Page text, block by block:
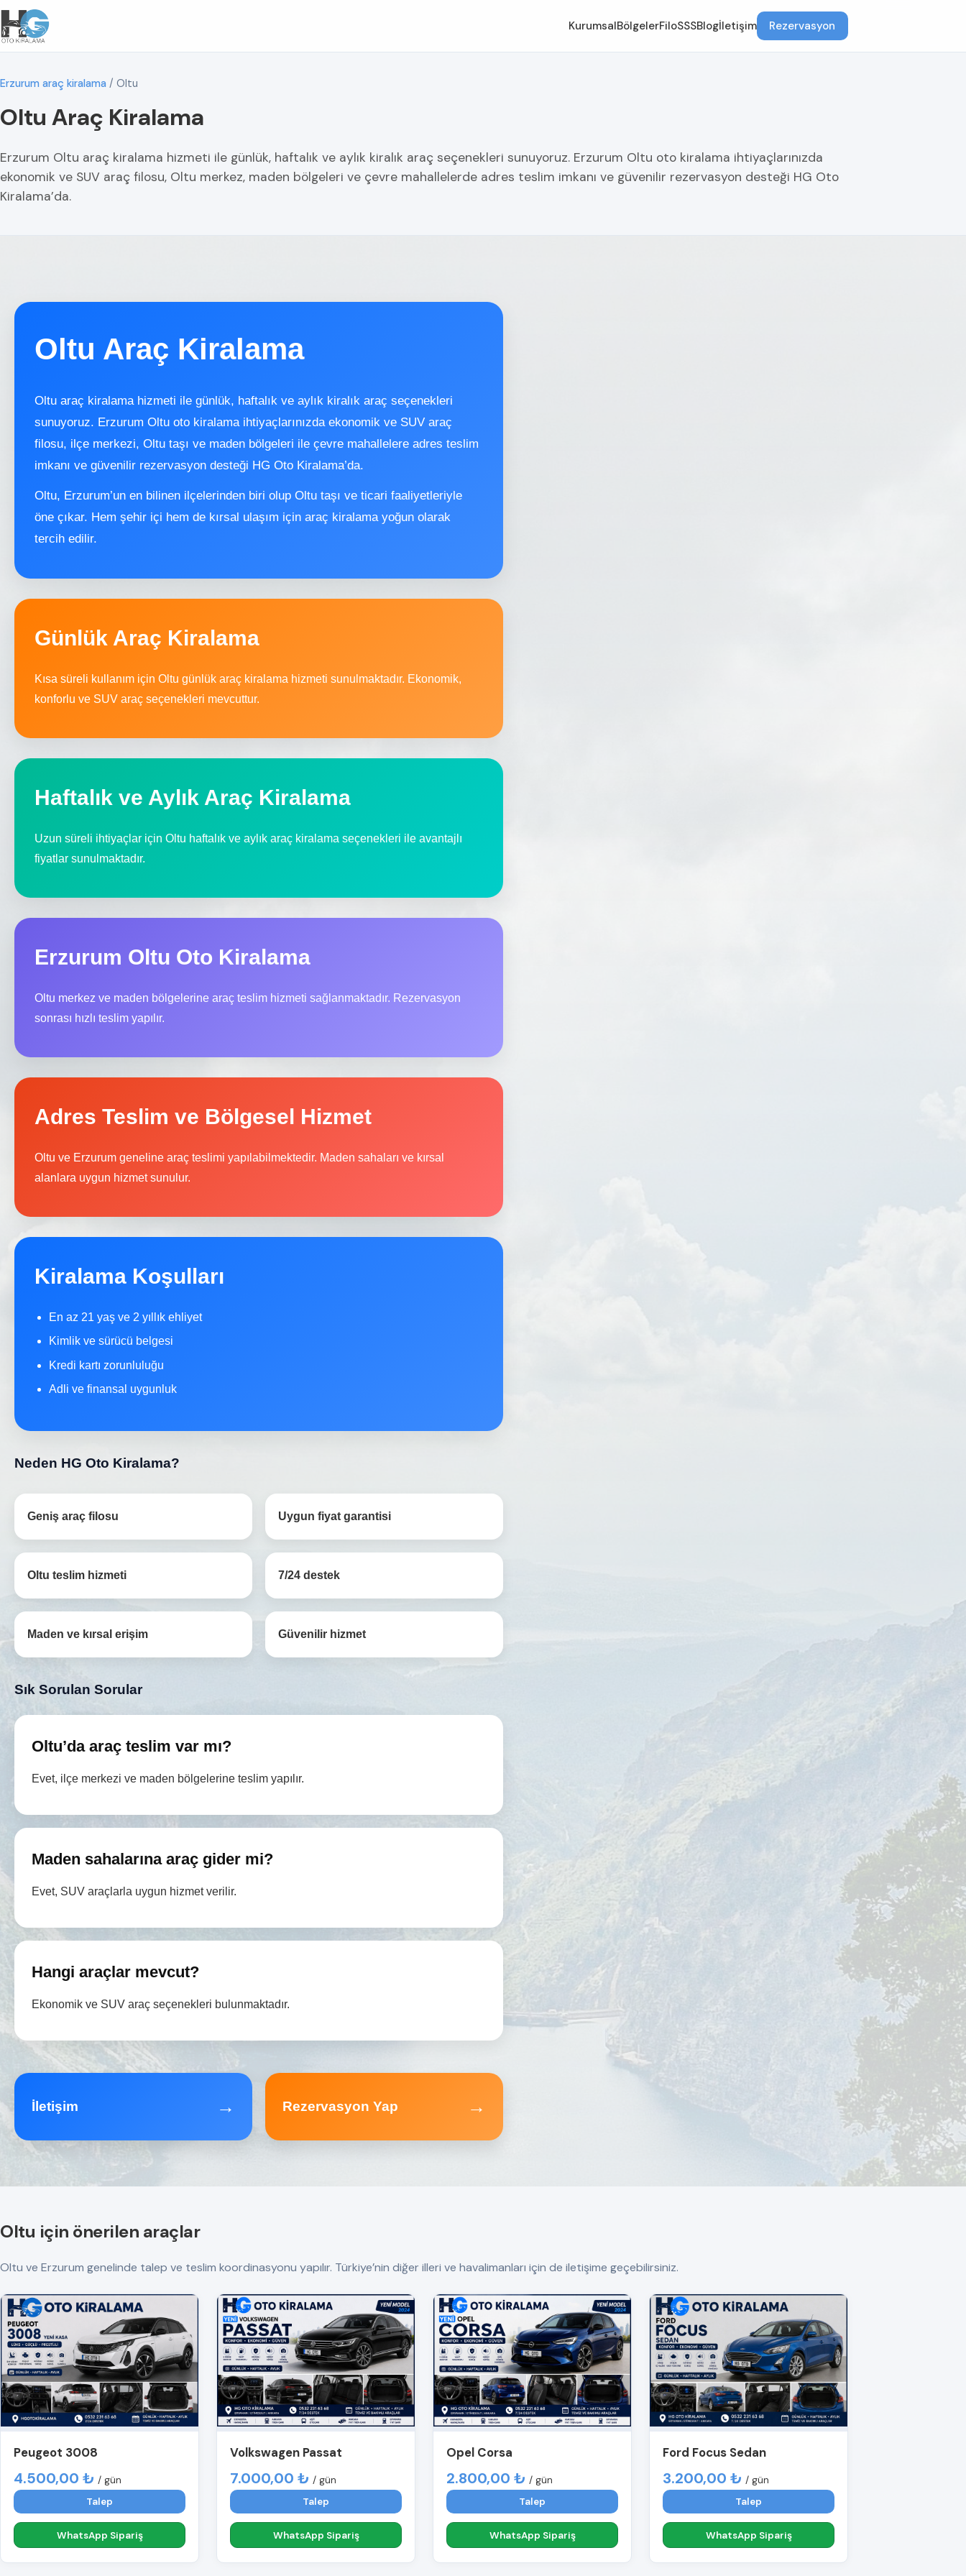
KurumsalBölgelerFiloSSSBlogİletişim Rezervasyon
Erzurum araç kiralama / Oltu
Oltu Araç Kiralama
Erzurum Oltu araç kiralama hizmeti ile günlük, haftalık ve aylık kiralık araç seçenekleri sunuyoruz. Erzurum Oltu oto kiralama ihtiyaçlarınızda
ekonomik ve SUV araç filosu, Oltu merkez, maden bölgeleri ve çevre mahallelerde adres teslim imkanı ve güvenilir rezervasyon desteği HG Oto
Kiralama’da.
Oltu Araç Kiralama
Oltu araç kiralama hizmeti ile günlük, haftalık ve aylık kiralık araç seçenekleri
sunuyoruz. Erzurum Oltu oto kiralama ihtiyaçlarınızda ekonomik ve SUV araç
filosu, ilçe merkezi, Oltu taşı ve maden bölgeleri ile çevre mahallelere adres teslim
imkanı ve güvenilir rezervasyon desteği HG Oto Kiralama’da.
Oltu, Erzurum’un en bilinen ilçelerinden biri olup Oltu taşı ve ticari faaliyetleriyle
öne çıkar. Hem şehir içi hem de kırsal ulaşım için araç kiralama yoğun olarak
tercih edilir.
Günlük Araç Kiralama
Kısa süreli kullanım için Oltu günlük araç kiralama hizmeti sunulmaktadır. Ekonomik,
konforlu ve SUV araç seçenekleri mevcuttur.
Haftalık ve Aylık Araç Kiralama
Uzun süreli ihtiyaçlar için Oltu haftalık ve aylık araç kiralama seçenekleri ile avantajlı
fiyatlar sunulmaktadır.
Erzurum Oltu Oto Kiralama
Oltu merkez ve maden bölgelerine araç teslim hizmeti sağlanmaktadır. Rezervasyon
sonrası hızlı teslim yapılır.
Adres Teslim ve Bölgesel Hizmet
Oltu ve Erzurum geneline araç teslimi yapılabilmektedir. Maden sahaları ve kırsal
alanlara uygun hizmet sunulur.
Kiralama Koşulları
En az 21 yaş ve 2 yıllık ehliyet
Kimlik ve sürücü belgesi
Kredi kartı zorunluluğu
Adli ve finansal uygunluk
Neden HG Oto Kiralama?
Geniş araç filosu Uygun fiyat garantisi
Oltu teslim hizmeti 7/24 destek
Maden ve kırsal erişim Güvenilir hizmet
Sık Sorulan Sorular
Oltu’da araç teslim var mı?
Evet, ilçe merkezi ve maden bölgelerine teslim yapılır.
Maden sahalarına araç gider mi?
Evet, SUV araçlarla uygun hizmet verilir.
Hangi araçlar mevcut?
Ekonomik ve SUV araç seçenekleri bulunmaktadır.
İletişim → Rezervasyon Yap →
Oltu için önerilen araçlar
Oltu ve Erzurum genelinde talep ve teslim koordinasyonu yapılır. Türkiye’nin diğer illeri ve havalimanları için de iletişime geçebilirsiniz.
Peugeot 3008
4.500,00 ₺ / gün
Talep
WhatsApp Sipariş
Volkswagen Passat
7.000,00 ₺ / gün
Talep
WhatsApp Sipariş
Opel Corsa
2.800,00 ₺ / gün
Talep
WhatsApp Sipariş
Ford Focus Sedan
3.200,00 ₺ / gün
Talep
WhatsApp Sipariş